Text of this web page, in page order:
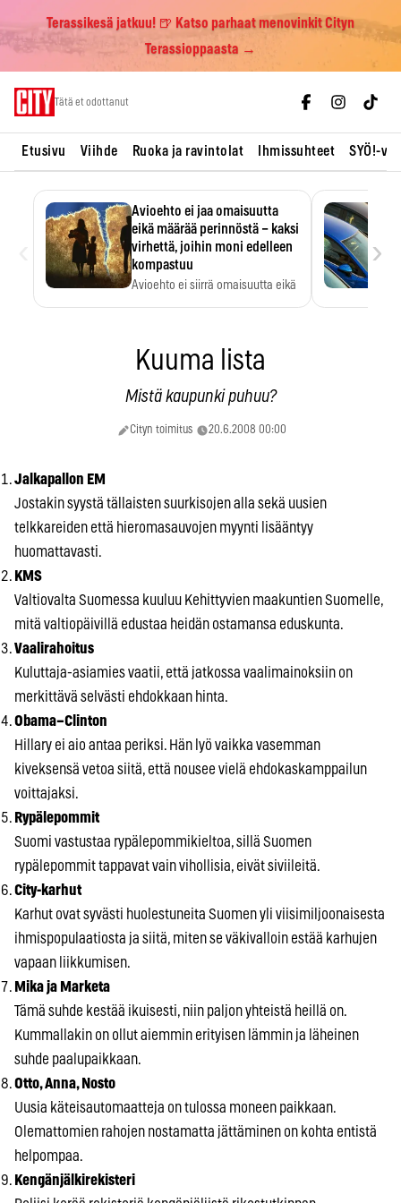
Terassikesä jatkuu! 🍺 Katso parhaat menovinkit Cityn
Terassioppaasta →
Tätä et odottanut
Etusivu Viihde Ruoka ja ravintolat Ihmissuhteet SYÖ!-
Avioehto ei jaa omaisuutta
eikä määrää perinnöstä – kaksi
virhettä, joihin moni edelleen
kompastuu
Avioehto ei siirrä omaisuutta eikä
›
Kuuma lista
Mistä kaupunki puhuu?
Cityn toimitus 20.6.2008 00:00
Jalkapallon EM
Jostakin syystä tällaisten suurkisojen alla sekä uusien
telkkareiden että hieromasauvojen myynti lisääntyy
huomattavasti.
KMS
Valtiovalta Suomessa kuuluu Kehittyvien maakuntien Suomelle,
mitä valtiopäivillä edustaa heidän ostamansa eduskunta.
Vaalirahoitus
Kuluttaja-asiamies vaatii, että jatkossa vaalimainoksiin on
merkittävä selvästi ehdokkaan hinta.
Obama–Clinton
Hillary ei aio antaa periksi. Hän lyö vaikka vasemman
kiveksensä vetoa siitä, että nousee vielä ehdokaskamppailun
voittajaksi.
Rypälepommit
Suomi vastustaa rypälepommikieltoa, sillä Suomen
rypälepommit tappavat vain vihollisia, eivät siviileitä.
City-karhut
Karhut ovat syvästi huolestuneita Suomen yli viisimiljoonaisesta
ihmispopulaatiosta ja siitä, miten se väkivalloin estää karhujen
vapaan liikkumisen.
Mika ja Marketa
Tämä suhde kestää ikuisesti, niin paljon yhteistä heillä on.
Kummallakin on ollut aiemmin erityisen lämmin ja läheinen
suhde paalupaikkaan.
Otto, Anna, Nosto
Uusia käteisautomaatteja on tulossa moneen paikkaan.
Olemattomien rahojen nostamatta jättäminen on kohta entistä
helpompaa.
Kengänjälkirekisteri